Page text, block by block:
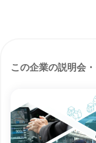
この企業の説明会